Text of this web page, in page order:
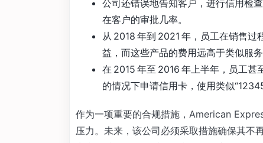
公司还错误地告知客户，进行信用检
在客户的审批几率。
从 2018 年到 2021 年，员工在销售
益，而这些产品的费用远高于类似服务
在 2015 年至 2016 年上半年，员工甚
的情况下申请信用卡，使用类似
作为一项重要的合规措施，American
压力。未来，该公司必须采取措施确保其不